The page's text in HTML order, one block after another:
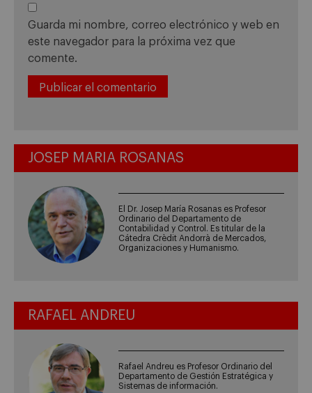
Guarda mi nombre, correo electrónico y web en
este navegador para la próxima vez que
comente.
JOSEP MARIA ROSANAS
El Dr. Josep María Rosanas es Profesor
Ordinario del Departamento de
Contabilidad y Control. Es titular de la
Cátedra Crèdit Andorrà de Mercados,
Organizaciones y Humanismo.
RAFAEL ANDREU
Rafael Andreu es Profesor Ordinario del
Departamento de Gestión Estratégica y
Sistemas de información.